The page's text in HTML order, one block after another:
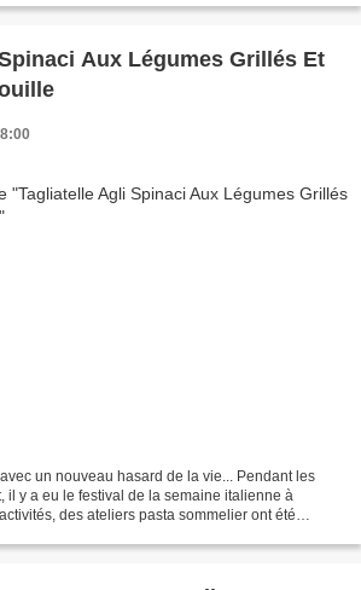
Aux Légumes Grillés Et
un nouveau hasard de la vie... Pendant les
il y a eu le festival de la semaine italienne à
des ateliers pasta sommelier ont été